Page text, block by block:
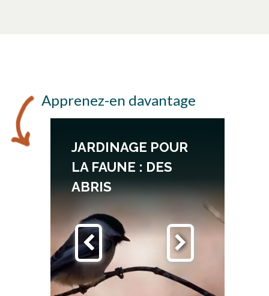
Apprenez-en davantage
JARDINAGE POUR
LA FAUNE : DES
ABRIS